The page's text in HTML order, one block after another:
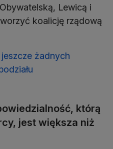
Lewicą i
koalicję rządową
żadnych
którą
jest większa niż